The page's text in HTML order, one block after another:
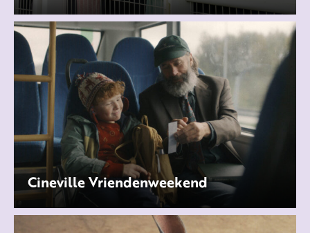
Cineville Vriendenweekend